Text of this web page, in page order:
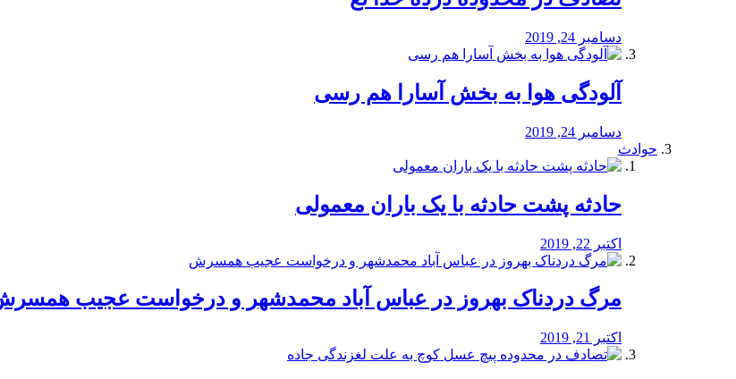
دسامبر 24, 2019
آلودگی هوا به بخش آسارا هم رسی
دسامبر 24, 2019
حوادث
️حادثه پشت حادثه با یک باران معمولی
اکتبر 22, 2019
مرگ دردناک بهروز در عباس آباد محمدشهر و درخواست عجیب
اکتبر 21, 2019